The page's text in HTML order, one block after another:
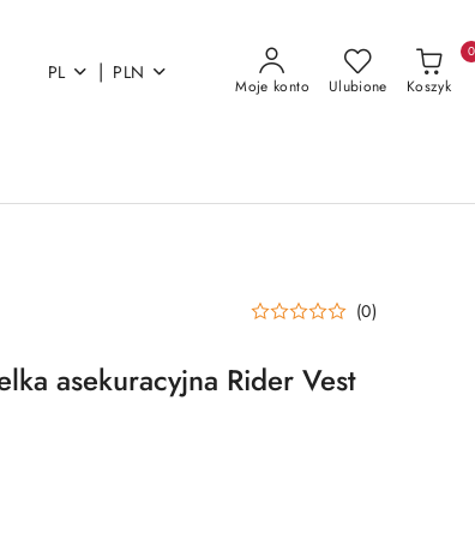
PL | PLN
Moje konto Ulubione Koszyk
0
(0)
asekuracyjna Rider Vest